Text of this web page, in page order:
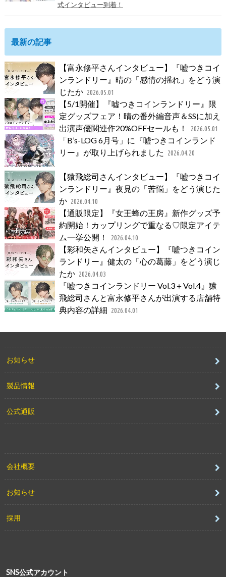
式インタビュー到着！
最新の記事
【富永修平さんインタビュー】『嘘つきコイ
ンランドリー』晴の「感情の揺れ」をどう演
じたか 2026.05.01
【5/1開催】『嘘つきコインランドリー』限
定グッズフェア！晴の番外編音声＆SSに加え
出演声優関連作20%OFFセールも！
2026.05.01
「B’s-LOG 6月号」に『嘘つきコインランド
リー』が取り上げられました
2026.04.20
【猿飛総司さんインタビュー】『嘘つきコイ
ンランドリー』夜見の「苦悩」をどう演じた
か 2026.04.10
【通販限定】『女王蜂の王房』新作グッズ予
約開始！カップリングで重なる♡限定アイテ
ム一挙公開！
2026.04.10
【彩和矢さんインタビュー】『嘘つきコイン
ランドリー』健太の「心の葛藤」をどう演じ
たか 2026.04.03
『嘘つきコインランドリー Vol.3＋Vol.4』猿
飛総司さんと富永修平さんが出演する店舗特
典内容の詳細 2026.04.01
お知らせ
製品情報
公式通販
会社概要
お知らせ
採用
SNS公式アカウント